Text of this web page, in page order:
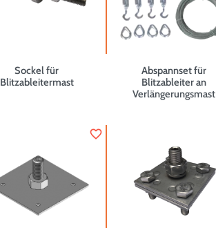
Sockel für
Blitzableitermast
Abspannset für
Blitzableiter an
Verlängerungsmast
favorite_border